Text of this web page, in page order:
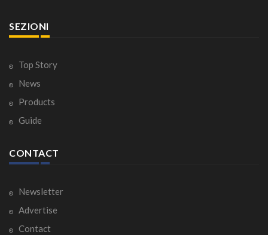
SEZIONI
Top Story
News
Products
Guide
CONTACT
Newsletter
Advertise
Contact